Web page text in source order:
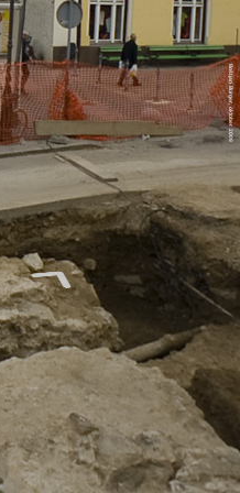
Boštjan Burger, oktober 2009